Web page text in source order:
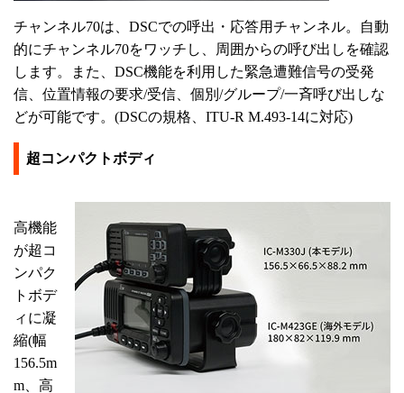
チャンネル70は、DSCでの呼出・応答用チャンネル。自動
的にチャンネル70をワッチし、周囲からの呼び出しを確認
します。また、DSC機能を利用した緊急遭難信号の受発
信、位置情報の要求/受信、個別/グループ/一斉呼び出しな
どが可能です。(DSCの規格、ITU-R M.493-14に対応)
超コンパクトボディ
高機能
が超コ
ンパク
トボデ
ィに凝
縮(幅
156.5m
m、高